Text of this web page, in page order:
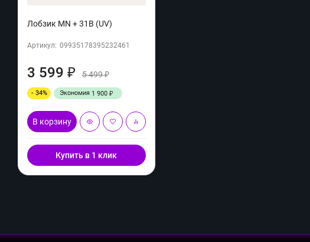
Лобзик MN + 31B (UV)
Артикул: 09935178395232461
3 599 ₽ 5 499₽
- 34% Экономия 1 900 ₽
В корзину
Купить в 1 клик